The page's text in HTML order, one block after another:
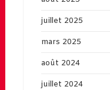
juillet 2025
mars 2025
août 2024
juillet 2024